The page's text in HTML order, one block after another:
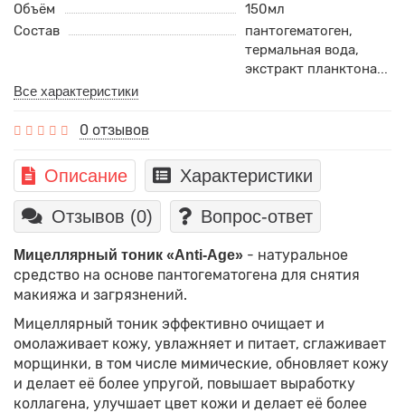
Объём
150мл
Состав
пантогематоген,
термальная вода,
экстракт планктона...
Все характеристики
0 отзывов
Описание Характеристики
Отзывов (0) Вопрос-ответ
Мицеллярный тоник «Anti-Age» - натуральное
средство на основе пантогематогена для снятия
макияжа и загрязнений.
Мицеллярный тоник эффективно очищает и
омолаживает кожу, увлажняет и питает, сглаживает
морщинки, в том числе мимические, обновляет кожу
и делает её более упругой, повышает выработку
коллагена, улучшает цвет кожи и делает её более